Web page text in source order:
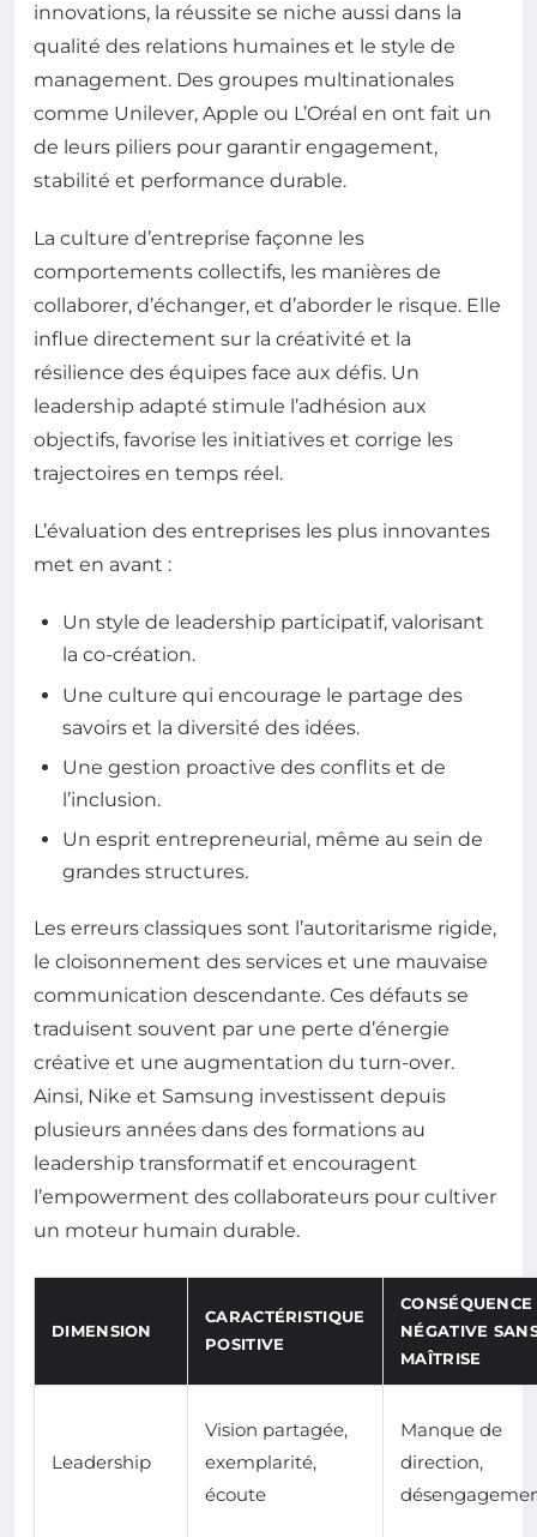
innovations, la réussite se niche aussi dans la
qualité des relations humaines et le style de
management. Des groupes multinationales
comme Unilever, Apple ou L’Oréal en ont fait un
de leurs piliers pour garantir engagement,
stabilité et performance durable.
La culture d’entreprise façonne les
comportements collectifs, les manières de
collaborer, d’échanger, et d’aborder le risque. Elle
influe directement sur la créativité et la
résilience des équipes face aux défis. Un
leadership adapté stimule l’adhésion aux
objectifs, favorise les initiatives et corrige les
trajectoires en temps réel.
L’évaluation des entreprises les plus innovantes
met en avant :
Un style de leadership participatif, valorisant
la co-création.
Une culture qui encourage le partage des
savoirs et la diversité des idées.
Une gestion proactive des conflits et de
l’inclusion.
Un esprit entrepreneurial, même au sein de
grandes structures.
Les erreurs classiques sont l’autoritarisme rigide,
le cloisonnement des services et une mauvaise
communication descendante. Ces défauts se
traduisent souvent par une perte d’énergie
créative et une augmentation du turn-over.
Ainsi, Nike et Samsung investissent depuis
plusieurs années dans des formations au
leadership transformatif et encouragent
l’empowerment des collaborateurs pour cultiver
un moteur humain durable.
DIMENSION
CARACTÉRISTIQUE
POSITIVE
CONSÉQUENCE
NÉGATIVE
MAÎTRISE
Leadership
Vision partagée,
exemplarité,
écoute
Manque de
direction,